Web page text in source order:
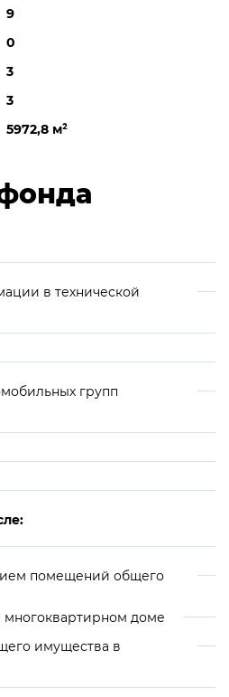
9
0
3
3
5972,8 м²
в технической
групп
помещений общего
доме
имущества в